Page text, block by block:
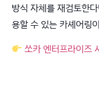
방식 자체를 재검토한
용할 수 있는 카셰어링
쏘카 엔터프라이즈